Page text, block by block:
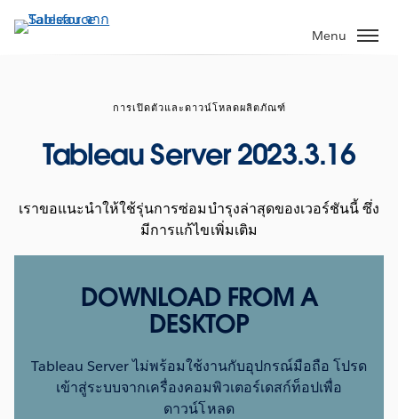
ไป
Menu
การเปิดตัวและดาวน์โหลดผลิตภัณฑ์
Tableau Server 2023.3.16
เราขอแนะนำให้ใช้รุ่นการซ่อมบำรุงล่าสุดของเวอร์ชันนี้ ซึ่ง
มีการแก้ไขเพิ่มเติม
DOWNLOAD FROM A
DESKTOP
Tableau Server ไม่พร้อมใช้งานกับอุปกรณ์มือถือ โปรด
เข้าสู่ระบบจากเครื่องคอมพิวเตอร์เดสก์ท็อปเพื่อ
ดาวน์โหลด